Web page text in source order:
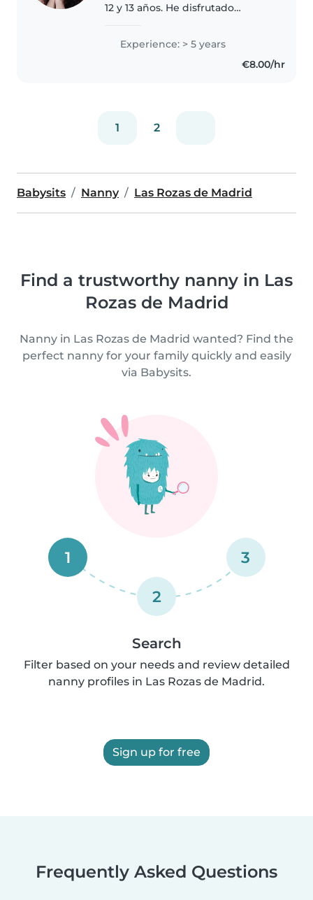
12 y 13 años. He disfrutado
ilusiona acompañar con
profundo respeto a tu bebé,
brindándole atención exclusiva,
Experience: > 5 years
€8.00/hr
1 2
Babysits Nanny Las Rozas de Madrid
Find a trustworthy nanny in Las
Rozas de Madrid
Nanny in Las Rozas de Madrid wanted? Find the
perfect nanny for your family quickly and easily
via Babysits.
1
2
3
Search
Filter based on your needs and review detailed
nanny profiles in Las Rozas de Madrid.
Sign up for free
Frequently Asked Questions